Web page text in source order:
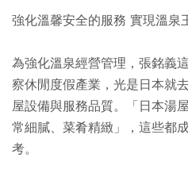
強化溫馨安全的服務 實現溫泉
為強化溫泉經營管理，張銘義
察休閒度假產業，光是日本就
屋設備與服務品質。「日本湯
常細膩、菜肴精緻」，這些都
考。